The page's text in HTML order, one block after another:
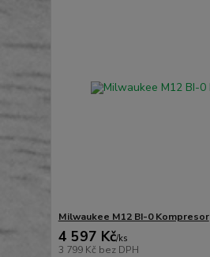
Milwaukee M12 BI-0 Kompresor
4 597 Kč/ks
3 799 Kč bez DPH